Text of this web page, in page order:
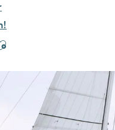
aux favoris